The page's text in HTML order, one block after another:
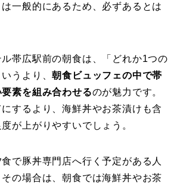
一般的にあるため、必ずあるとは
帯広駅前の朝食は、「どれか1つの
うより、朝食ビュッフェの中で帯
素を組み合わせるのが魅力です。
するより、海鮮丼やお茶漬けも含
が上がりやすいでしょう。
で豚丼専門店へ行く予定がある人
の場合は、朝食では海鮮丼やお茶